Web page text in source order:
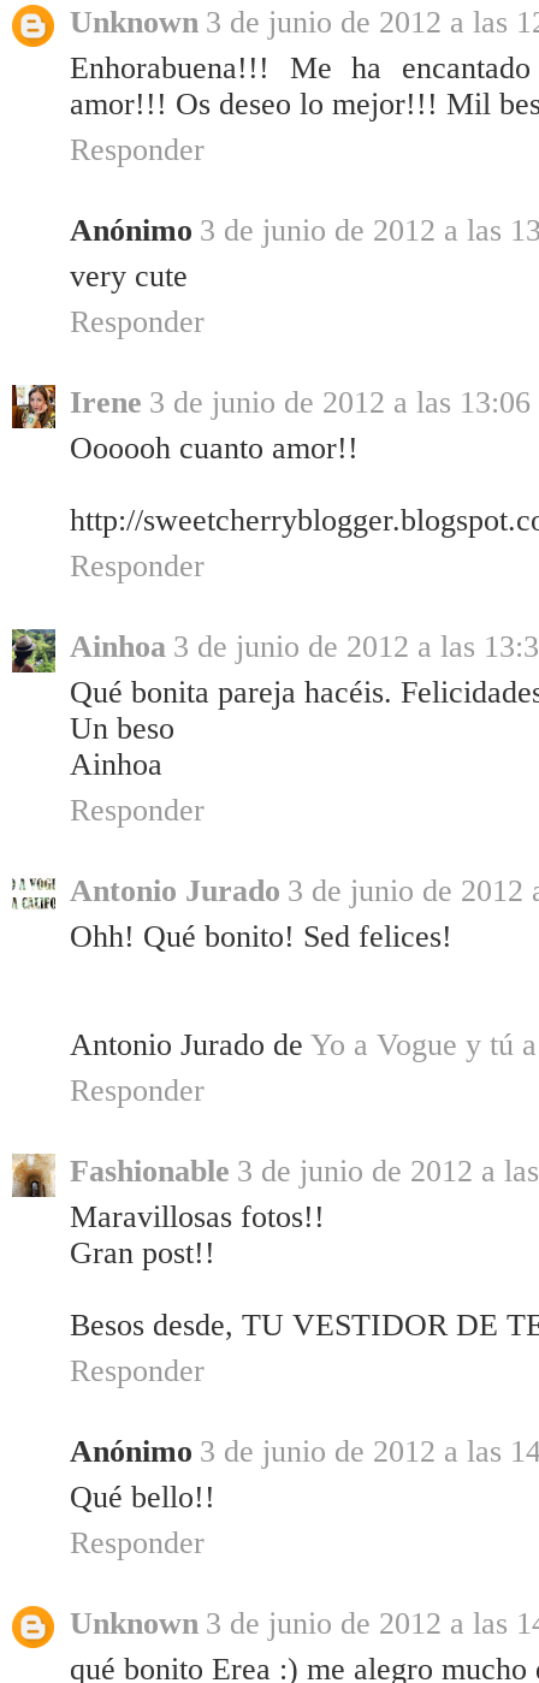
Unknown 3 de junio de 2012 a las
Enhorabuena!!! Me ha
amor!!! Os deseo lo mejor!!! Mil
Responder
Anónimo 3 de junio de 2012 a las
very cute
Responder
Irene 3 de junio de 2012 a las 13:06
Oooooh cuanto amor!!
http://
Responder
Ainhoa 3 de junio de 2012 a las
Qué bonita pareja hacéis.
Un beso
Ainhoa
Responder
Antonio Jurado 3 de junio de 2012
Ohh! Qué bonito! Sed felices!
Antonio Jurado de Yo a Vogue y tú
Responder
Fashionable 3 de junio de 2012 a
Maravillosas fotos!!
Gran post!!
Besos desde, TU VESTIDOR DE
Responder
Anónimo 3 de junio de 2012 a las
Qué bello!!
Responder
Unknown 3 de junio de 2012 a las
qué bonito Erea :) me alegro